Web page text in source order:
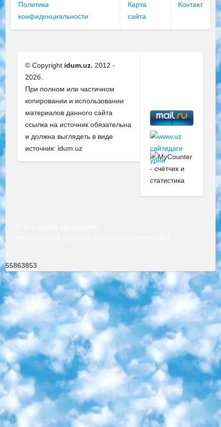
Политика
конфиденциальности
Карта
сайта
Контакт
© Copyright idum.uz. 2012 -
2026.
При полном или частичном
копировании и использовании
материалов данного сайта
ссылка на источник обязательна
и должна выглядеть в виде
источник: idum.uz
55863853